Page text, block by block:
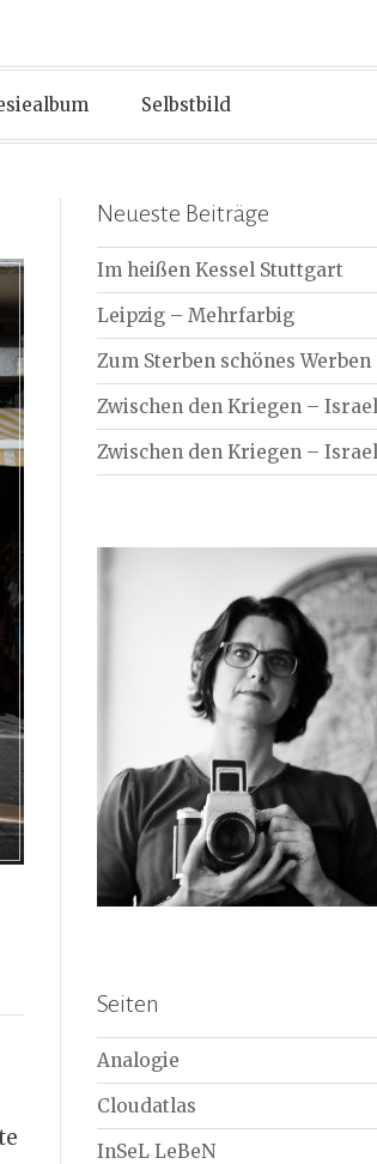
Selbstbild
Neueste Beiträge
Im heißen Kessel Stuttgart
Leipzig – Mehrfarbig
Zum Sterben schönes Werben
Zwischen den Kriegen – Israel
Zwischen den Kriegen – Israel
Seiten
Analogie
Cloudatlas
InSeL LeBeN